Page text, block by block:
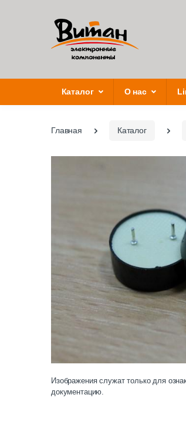
Каталог О нас
Главная Каталог
Изображения служат только для
документацию.